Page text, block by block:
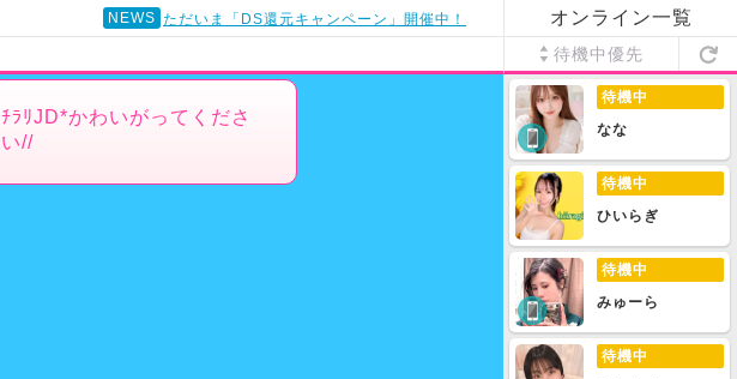
NEWS ただいま「DS還元キャンペーン」開催中！
ﾁﾗﾘJD*かわいがってくださ
い//
オンライン一覧
待機中優先
待機中
なな
待機中
ひいらぎ
待機中
みゅーら
待機中